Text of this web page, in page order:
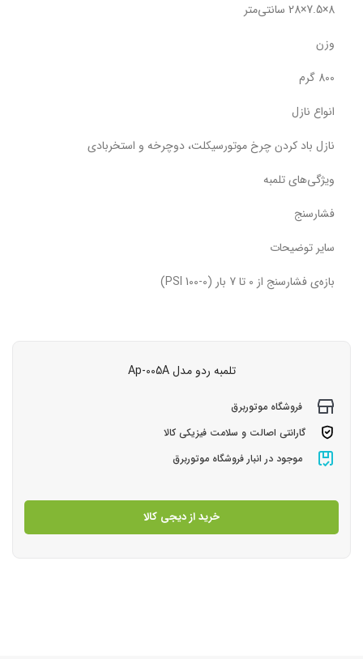
8×7.5×28 سانتی‌متر
وزن
800 گرم
انواع نازل
نازل باد کردن چرخ موتورسیکلت، دوچرخه و استخربادی
ویژگی‌های تلمبه
فشارسنج
سایر توضیحات
بازه‌ی فشارسنج از 0 تا 7 بار (0-100 PSI)
تلمبه ردو مدل Ap-005A
فروشگاه موتوربرق
گارانتی اصالت و سلامت فیزیکی کالا
موجود در انبار فروشگاه موتوربرق
خرید از دیجی کالا